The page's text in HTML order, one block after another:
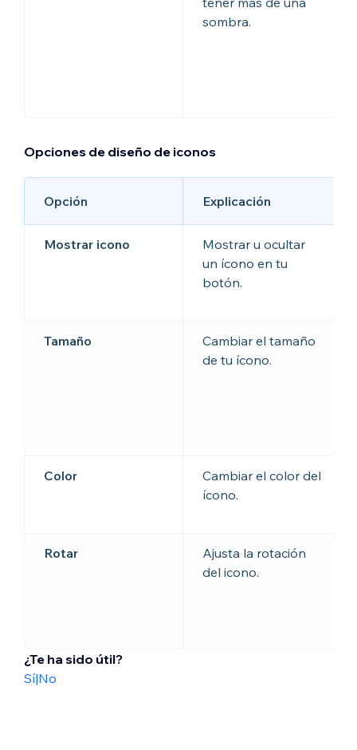
sombra.
Opciones de diseño de iconos
Opción Explicación
Mostrar icono
Mostrar u ocultar
un ícono en tu
botón.
Tamaño
Cambiar el tamaño
de tu ícono.
Color
Cambiar el color del
ícono.
Rotar
Ajusta la rotación
del icono.
¿Te ha sido útil?
Sí|No